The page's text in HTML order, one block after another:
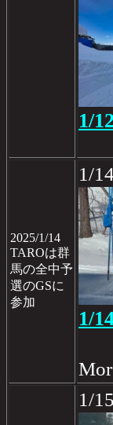
1/
2025/1/14
TAROは群
馬の全中予
選のGSに
参加
1/
1/
1/